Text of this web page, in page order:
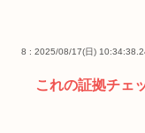
8 : 2025/08/17(日)
これの証拠チェ